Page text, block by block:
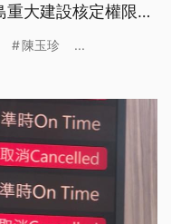
大建設核定權限改
民進黨也嗙講，按
生理，咱需要去面
黨一直
陳玉珍 ...